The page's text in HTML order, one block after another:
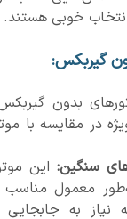
خوبی هستند.
گیربکس:
بدون
در مقایسه با
سنگین: این
معمول مناسب
نیاز به جابجایی